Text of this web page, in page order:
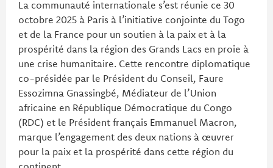
La communauté internationale s’est réunie ce 30
octobre 2025 à Paris à l’initiative conjointe du Togo
et de la France pour un soutien à la paix et à la
prospérité dans la région des Grands Lacs en proie à
une crise humanitaire. Cette rencontre diplomatique
co-présidée par le Président du Conseil, Faure
Essozimna Gnassingbé, Médiateur de l’Union
africaine en République Démocratique du Congo
(RDC) et le Président français Emmanuel Macron,
marque l’engagement des deux nations à œuvrer
pour la paix et la prospérité dans cette région du